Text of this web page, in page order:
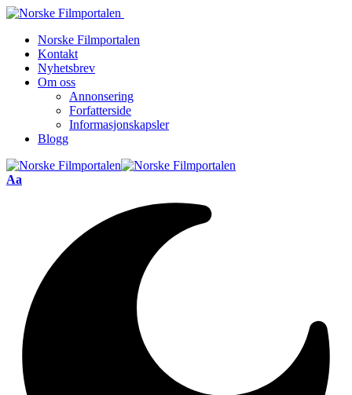
Norske Filmportalen
Kontakt
Nyhetsbrev
Om oss
Annonsering
Forfatterside
Informasjonskapsler
Blogg
Font
Aa